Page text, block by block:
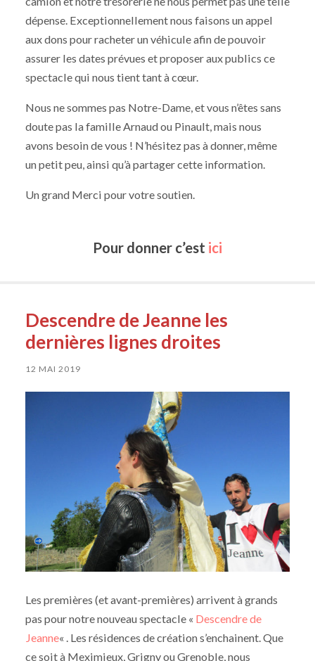
dépense. Exceptionnellement nous faisons un appel
aux dons pour racheter un véhicule afin de pouvoir
assurer les dates prévues et proposer aux publics ce
spectacle qui nous tient tant à cœur.
Nous ne sommes pas Notre-Dame, et vous n’êtes sans
doute pas la famille Arnaud ou Pinault, mais nous
avons besoin de vous ! N’hésitez pas à donner, même
un petit peu, ainsi qu’à partager cette information.
Un grand Merci pour votre soutien.
Pour donner c’est ici
Descendre de Jeanne les
dernières lignes droites
12 MAI 2019
Les premières (et avant-premières) arrivent à grands
pas pour notre nouveau spectacle « Descendre de
Jeanne« . Les résidences de création s’enchainent. Que
ce soit à Meximieux, Grigny ou Grenoble, nous